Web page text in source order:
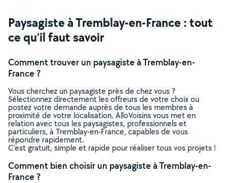
Paysagiste à Tremblay-en-France : tout
ce qu’il faut savoir
Comment trouver un paysagiste à Tremblay-en-
France ?
Vous cherchez un paysagiste près de chez vous ?
Sélectionnez directement les offreurs de votre choix ou
postez votre demande auprès de tous les membres à
proximité de votre localisation. AlloVoisins vous met en
relation avec tous les paysagistes, professionnels et
particuliers, à Tremblay-en-France, capables de vous
répondre rapidement.
C’est gratuit, simple et rapide pour réaliser tous vos projets !
Comment bien choisir un paysagiste à Tremblay-en-
France ?